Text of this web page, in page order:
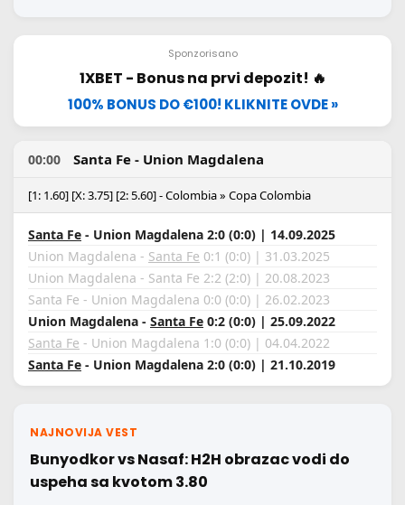
Sponzorisano
1XBET - Bonus na prvi depozit! 🔥
100% BONUS DO €100! KLIKNITE OVDE »
00:00 Santa Fe - Union Magdalena
[1: 1.60] [X: 3.75] [2: 5.60] - Colombia » Copa Colombia
Santa Fe - Union Magdalena 2:0 (0:0) | 14.09.2025
Union Magdalena - Santa Fe 0:1 (0:0) | 31.03.2025
Union Magdalena - Santa Fe 2:2 (2:0) | 20.08.2023
Santa Fe - Union Magdalena 0:0 (0:0) | 26.02.2023
Union Magdalena - Santa Fe 0:2 (0:0) | 25.09.2022
Santa Fe - Union Magdalena 1:0 (0:0) | 04.04.2022
Santa Fe - Union Magdalena 2:0 (0:0) | 21.10.2019
NAJNOVIJA VEST
Bunyodkor vs Nasaf: H2H obrazac vodi do
uspeha sa kvotom 3.80